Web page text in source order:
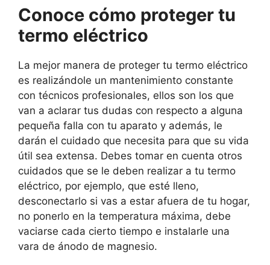
Conoce cómo proteger tu
termo eléctrico
La mejor manera de proteger tu termo eléctrico
es realizándole un mantenimiento constante
con técnicos profesionales, ellos son los que
van a aclarar tus dudas con respecto a alguna
pequeña falla con tu aparato y además, le
darán el cuidado que necesita para que su vida
útil sea extensa. Debes tomar en cuenta otros
cuidados que se le deben realizar a tu termo
eléctrico, por ejemplo, que esté lleno,
desconectarlo si vas a estar afuera de tu hogar,
no ponerlo en la temperatura máxima, debe
vaciarse cada cierto tiempo e instalarle una
vara de ánodo de magnesio.